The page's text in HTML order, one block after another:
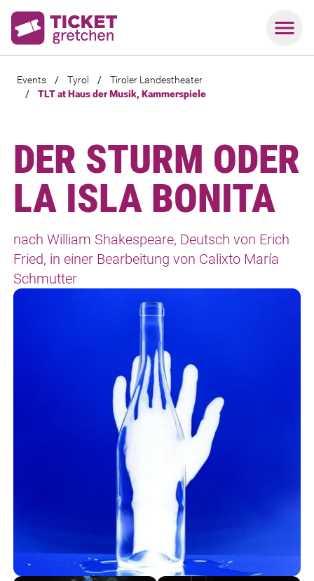
Events / Tyrol /
Tiroler Landestheater
/
TLT at Haus der Musik, Kammerspiele
DER STURM ODER
LA ISLA BONITA
nach William Shakespeare, Deutsch von Erich
Fried, in einer Bearbeitung von Calixto María
Schmutter